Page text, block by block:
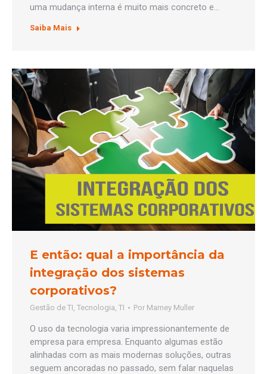
uma mudança interna é muito mais concreto e…
Saiba Mais
E então: qual a importância da
integração dos sistemas
corporativos?
Gestão de TI, Tecnologia, TI Por Marney Muller
O uso da tecnologia varia impressionantemente de
empresa para empresa. Enquanto algumas estão
alinhadas com as mais modernas soluções, outras
seguem ancoradas no passado, sem falar naquelas